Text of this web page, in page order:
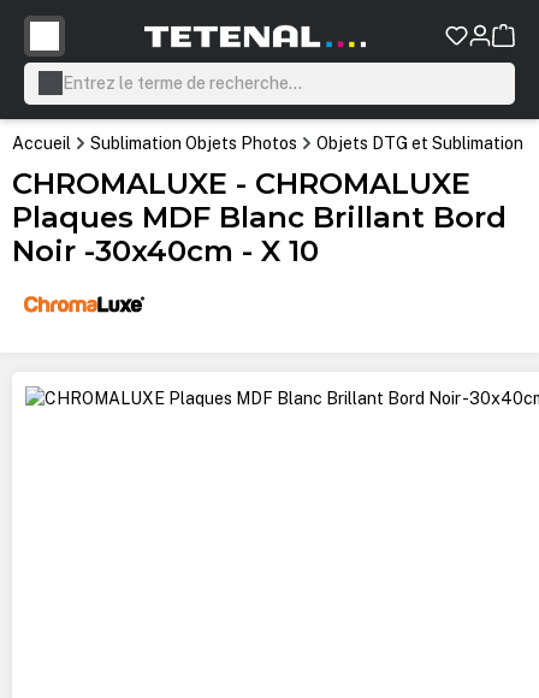
principal
Accueil Sublimation Objets Photos Objets DTG et Sublimation
CHROMALUXE - CHROMALUXE
Plaques MDF Blanc Brillant Bord
Noir -30x40cm - X 10
Ignorer la galerie d'images